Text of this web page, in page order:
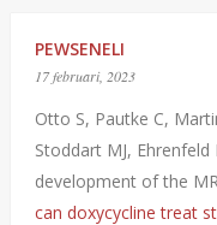
PEWSENELI
17 februari, 2023
Otto S, Pautke C,
Stoddart MJ,
development of the
can doxycycline treat